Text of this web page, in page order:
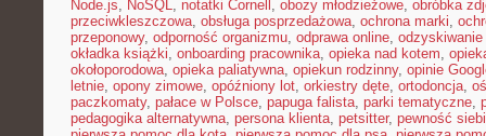
Node.js, NoSQL, notatki Cornell , obozy młodzieżowe, obróbka
przeciwkleszczowa, obsługa posprzedażowa, ochrona marki,
przeponowy, odporność organizmu, odprawa online,
okładka książki, onboarding pracownika, opieka nad kotem,
okołoporodowa, opieka paliatywna, opiekun rodzinny, opinie
letnie, opony zimowe, opóźniony lot, orkiestry dęte, ortodoncja,
paczkomaty, pałace w Polsce, papuga falista, parki tematyczne,
pedagogika alternatywna, persona klienta, petsitter, pewność